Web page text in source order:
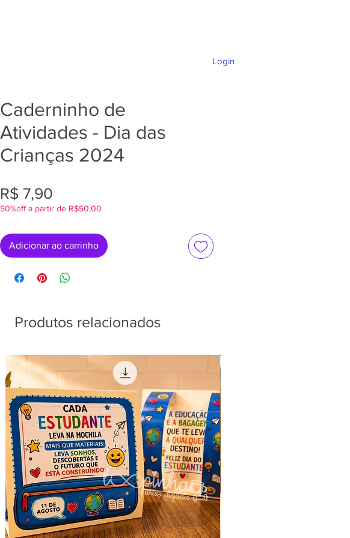
Login
Caderninho de
Atividades - Dia das
Crianças 2024
R$ 7,90
50%off a partir de R$50,00
Adicionar ao carrinho
Produtos relacionados